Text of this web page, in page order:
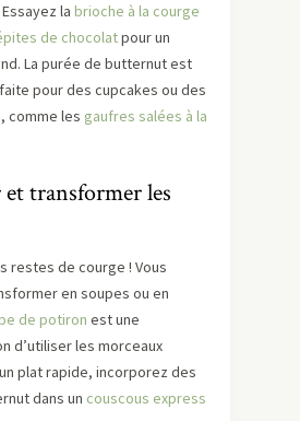
la brioche à la courge
de chocolatpour un
La purée de butternut est
pour des cupcakes ou des
comme les gaufres salées à la
transformer les
restes de courge ! Vous
en soupes ou en
de potiron est une
d’utiliser les morceaux
plat rapide, incorporez des
dans un couscous express